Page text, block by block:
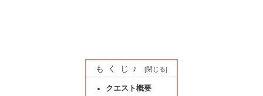
もくじ♪
クエスト概要